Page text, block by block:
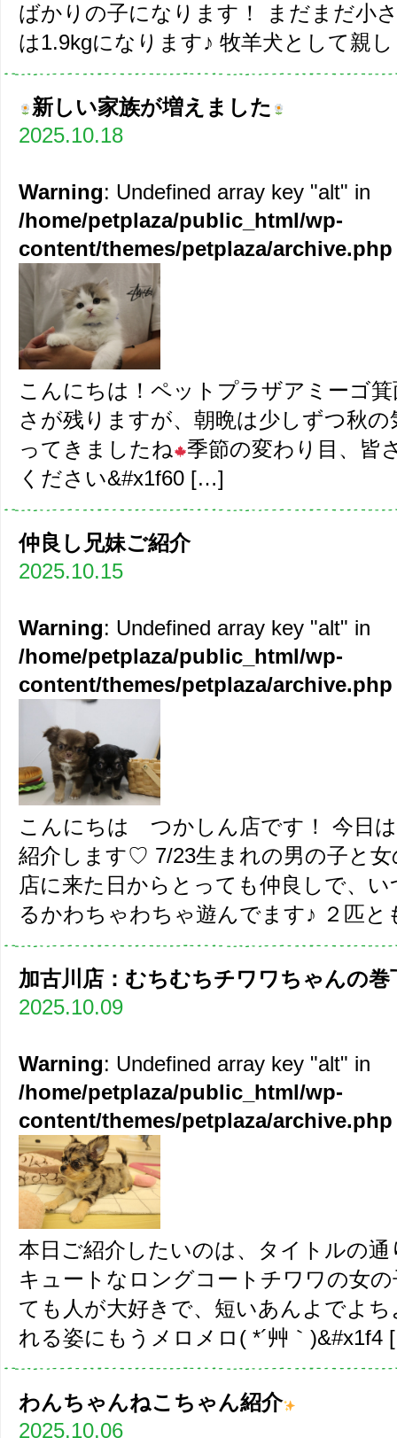
ばかりの子になります！ まだまだ小
は1.9kgになります♪ 牧羊犬として親
新しい家族が増えました
2025.10.18
Warning: Undefined array key "alt" in
/home/petplaza/public_html/wp-
content/themes/petplaza/archive.php
こんにちは！ペットプラザアミーゴ
さが残りますが、朝晩は少しずつ秋
ってきましたね
季節の変わり目、皆
ください&#x1f60 […]
仲良し兄妹ご紹介
2025.10.15
Warning: Undefined array key "alt" in
/home/petplaza/public_html/wp-
content/themes/petplaza/archive.php
こんにちは つかしん店です！ 今日
紹介します♡ 7/23生まれの男の子と女
店に来た日からとっても仲良しで、
るかわちゃわちゃ遊んでます♪ ２匹
加古川店：むちむちチワワちゃんの
2025.10.09
Warning: Undefined array key "alt" in
/home/petplaza/public_html/wp-
content/themes/petplaza/archive.php
本日ご紹介したいのは、タイトルの
キュートなロングコートチワワの
ても人が大好きで、短いあんよでよ
れる姿にもうメロメロ( *´艸｀)&#x1f4
わんちゃんねこちゃん紹介
2025.10.06